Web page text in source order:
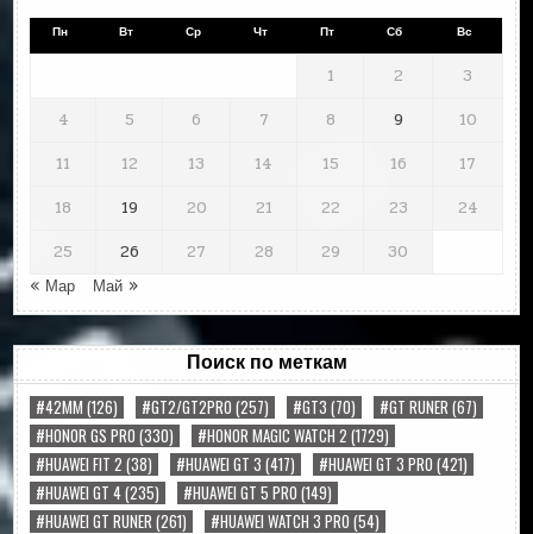
Пн Вт Ср Чт Пт Сб Вс
1 2
3
4
5 6 7 8 9
10
11
12 13 14 15 16
17
18
19 20 21 22 23
24
25
26 27 28 29
30
« Мар
Май »
Поиск по меткам
#42MM (126) #GT2/GT2PRO (257) #GT3 (70) #GT RUNER (67)
#HONOR GS PRO (330) #HONOR MAGIC WATCH 2 (1729)
#HUAWEI FIT 2 (38) #HUAWEI GT 3 (417) #HUAWEI GT 3 PRO (421)
#HUAWEI GT 4(235) #HUAWEI GT 5 PRO (149)
#HUAWEI GT RUNER (261) #HUAWEI WATCH 3 PRO (54)